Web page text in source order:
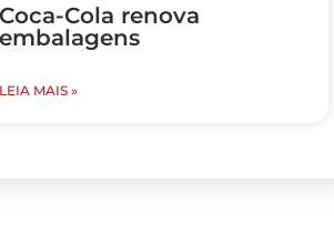
Coca-Cola renova
embalagens
LEIA MAIS »